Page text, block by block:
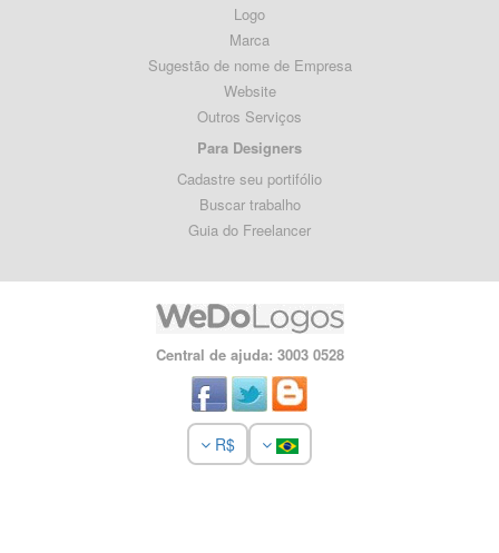
Logo
Marca
Sugestão de nome de Empresa
Website
Outros Serviços
Para Designers
Cadastre seu portifólio
Buscar trabalho
Guia do Freelancer
Central de ajuda: 3003 0528
R$